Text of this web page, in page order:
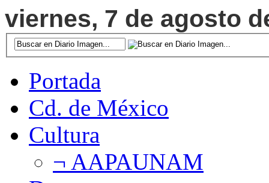
viernes, 7 de agosto
Portada
Cd. de México
Cultura
¬ AAPAUNAM